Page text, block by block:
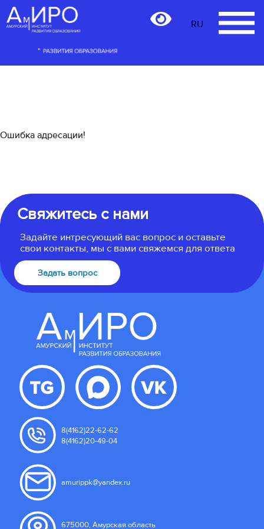
RU
Ошибка адресации!
Свяжитесь с нами
Задайте интресующий вас вопрос и оставьте
свои контакты, мы с вами свяжемся для ответа
Задать вопрос
8(4162)22-62-62
8(4162)20-49-04
amurippk@yandex.ru
675000, Амурская область